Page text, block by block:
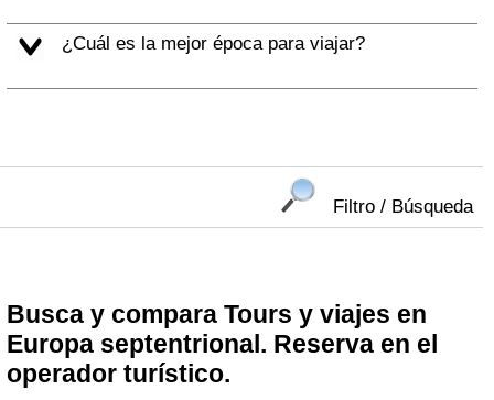
¿Cuál es la mejor época para viajar?
Filtro / Búsqueda
Busca y compara Tours y viajes en
Europa septentrional. Reserva en el
operador turístico.